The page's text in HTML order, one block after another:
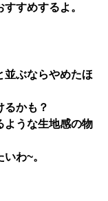
すめするよ。
並ぶならやめたほ
るかも？
ような生地感の物
わ~。